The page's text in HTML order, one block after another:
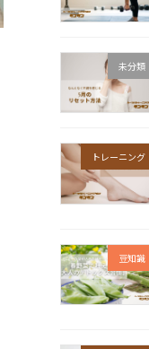
未分類
トレーニング
豆知識